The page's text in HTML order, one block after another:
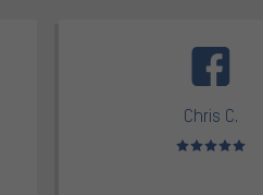
Chris C.
Note moyenne :